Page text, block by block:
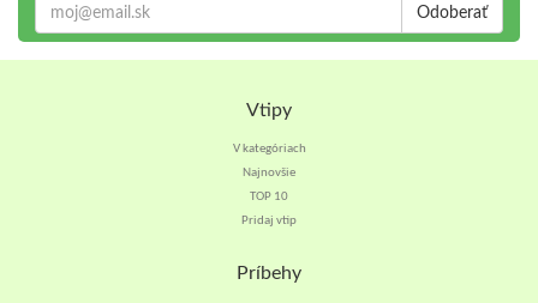
Odoberať
Vtipy
V kategóriach
Najnovšie
TOP 10
Pridaj vtip
Príbehy